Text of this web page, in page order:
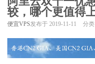
较，哪个更值得
便宜VPS发布于 2019-11-11 分类